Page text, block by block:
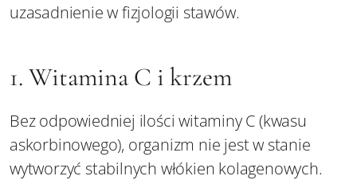
uzasadnienie w fizjologii stawów.
1. Witamina C i krzem
Bez odpowiedniej ilości witaminy C (kwasu
askorbinowego), organizm nie jest w stanie
wytworzyć stabilnych włókien kolagenowych.